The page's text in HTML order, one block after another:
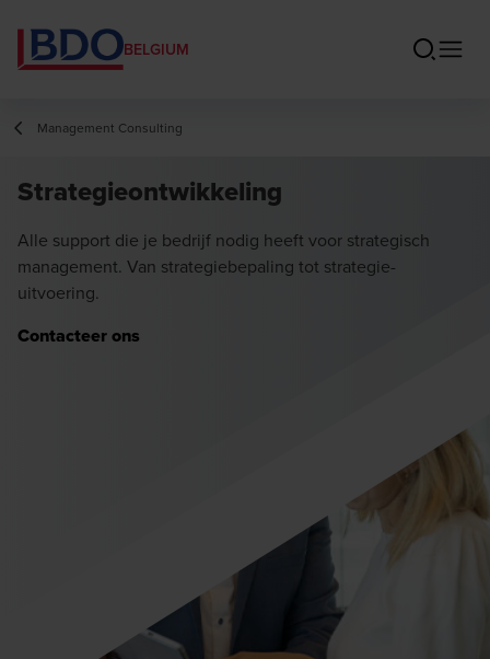
BELGIUM
Management Consulting
Strategieontwikkeling
Alle support die je bedrijf nodig heeft voor strategisch
management. Van strategiebepaling tot strategie-
uitvoering.
Contacteer ons